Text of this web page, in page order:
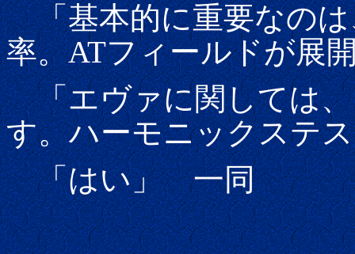
「基本的に重要なのは
率。ATフィールドが展
「エヴァに関しては、
す。ハーモニックステ
「はい」 一同